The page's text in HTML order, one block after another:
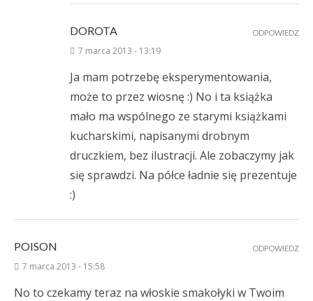
DOROTA
7 marca 2013 - 13:19
Ja mam potrzebę eksperymentowania,
może to przez wiosnę :) No i ta książka
mało ma wspólnego ze starymi książkami
kucharskimi, napisanymi drobnym
druczkiem, bez ilustracji. Ale zobaczymy jak
się sprawdzi. Na półce ładnie się prezentuje
:)
ODPOWIEDZ
POISON
7 marca 2013 - 15:58
No to czekamy teraz na włoskie smakołyki w Twoim
ODPOWIEDZ